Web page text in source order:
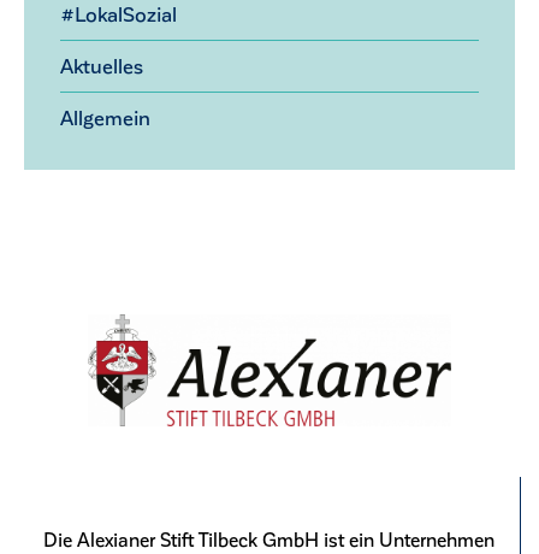
#LokalSozial
Aktuelles
Allgemein
Die Alexianer Stift Tilbeck GmbH ist ein Unternehmen